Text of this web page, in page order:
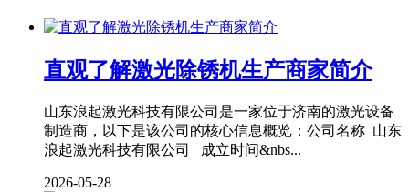
直观了解激光除锈机生产商家简介
山东浪起激光科技有限公司是一家位于济南的激光设备
制造商，以下是该公司的核心信息概览：公司名称 山东
浪起激光科技有限公司 成立时间&nbs...
2026-05-28